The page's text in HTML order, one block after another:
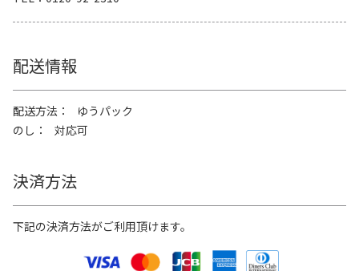
配送情報
配送方法
ゆうパック
のし
対応可
決済方法
下記の決済方法がご利用頂けます。